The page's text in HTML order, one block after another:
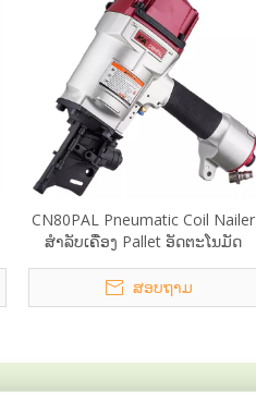
CN80PAL Pneumatic Coil Nailer
ສໍາລັບເຄື່ອງ Pallet ອັດຕະໂນມັດ
ສອບຖາມ